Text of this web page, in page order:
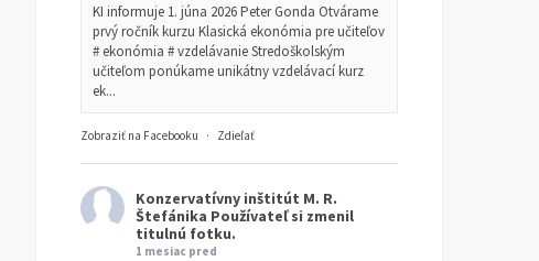
KI informuje 1. júna 2026 Peter Gonda Otvárame
prvý ročník kurzu Klasická ekonómia pre učiteľov
# ekonómia # vzdelávanie Stredoškolským
učiteľom ponúkame unikátny vzdelávací kurz
ek...
Zobraziť na Facebooku · Zdieľať
Konzervatívny inštitút M. R.
Štefánika Používateľ si zmenil
titulnú fotku.
1 mesiac pred